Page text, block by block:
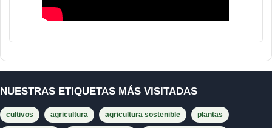
NUESTRAS ETIQUETAS MÁS VISITADAS
cultivos agricultura agricultura sostenible plantas